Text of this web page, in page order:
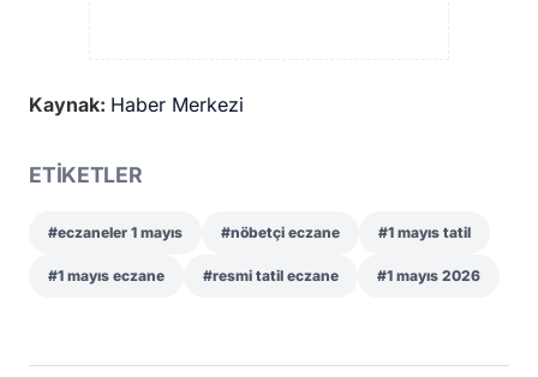
Kaynak: Haber Merkezi
ETİKETLER
#eczaneler 1 mayıs #nöbetçi eczane #1 mayıs tatil
#1 mayıs eczane #resmi tatil eczane #1 mayıs 2026